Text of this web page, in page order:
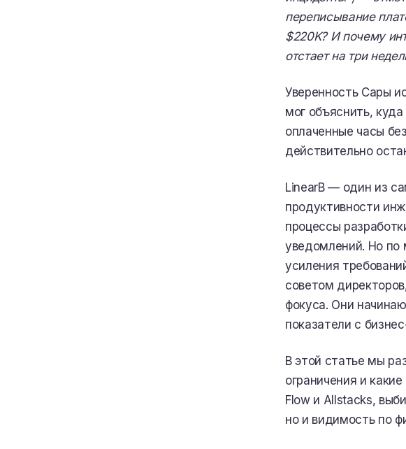
переписывание
$220K? И почему
отстает на три
Уверенность Сары
мог объяснить,
оплаченные часы
действительно
LinearB — один из
продуктивности
процессы
уведомлений. Но по
усиления
советом
фокуса. Они
показатели с
В этой статье мы
ограничения и
Flow и Allstacks,
но и видимость по